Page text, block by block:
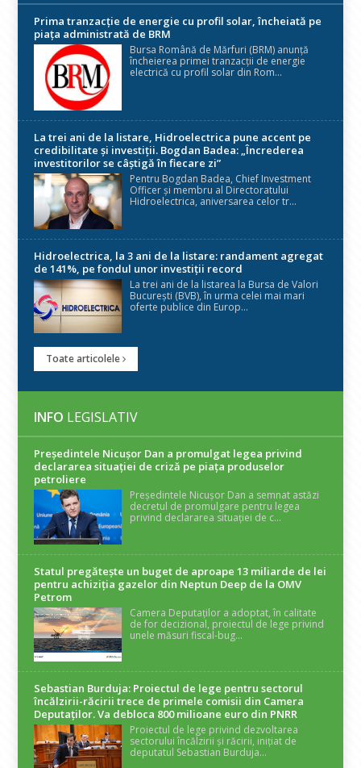
Prima tranzacție de energie cu profil solar, încheiată pe
piața administrată de BRM
Bursa Română de Mărfuri (BRM) anunță
încheierea primei tranzacții de energie
electrică cu profil solar din Rom...
La trei ani de la listare, Hidroelectrica pune accent pe
credibilitate și investiții. Bogdan Badea: „Încrederea
investitorilor se câștigă în fiecare zi”
Pentru Bogdan Badea, Chief Investment
Officer și membru al Directoratului
Hidroelectrica, aniversarea celor tr...
Hidroelectrica, la 3 ani de la listare: randament agregat
de 141%, pe fondul unor investiții record
La trei ani de la listarea la Bursa de Valori
București (BVB), în urma celei mai mari
oferte publice din Europ...
Toate articolele
INFO LEGISLATIV
Președintele Nicuşor Dan a promulgat legea privind
declararea situaţiei de criză pe piaţa produselor
petroliere
Președintele Nicușor Dan a semnat astăzi
decretul de promulgare pentru legea
privind declararea situației de c...
Statul pregătește un buget de aproape 13 miliarde de lei
pentru achiziția gazelor din Neptun Deep de la OMV
Petrom
Camera Deputaților a adoptat, în calitate
de for decizional, proiectul de lege privind
unele măsuri fiscal-bug...
Sebastian Burduja: Proiectul de lege pentru sectorul
încălzirii-răcirii trece de primele comisii din Camera
Deputaților. Va debloca 800 milioane euro din PNRR
Proiectul de lege privind dezvoltarea
sectorului încălzirii și răcirii, inițiat de
deputatul Sebastian Burduja...